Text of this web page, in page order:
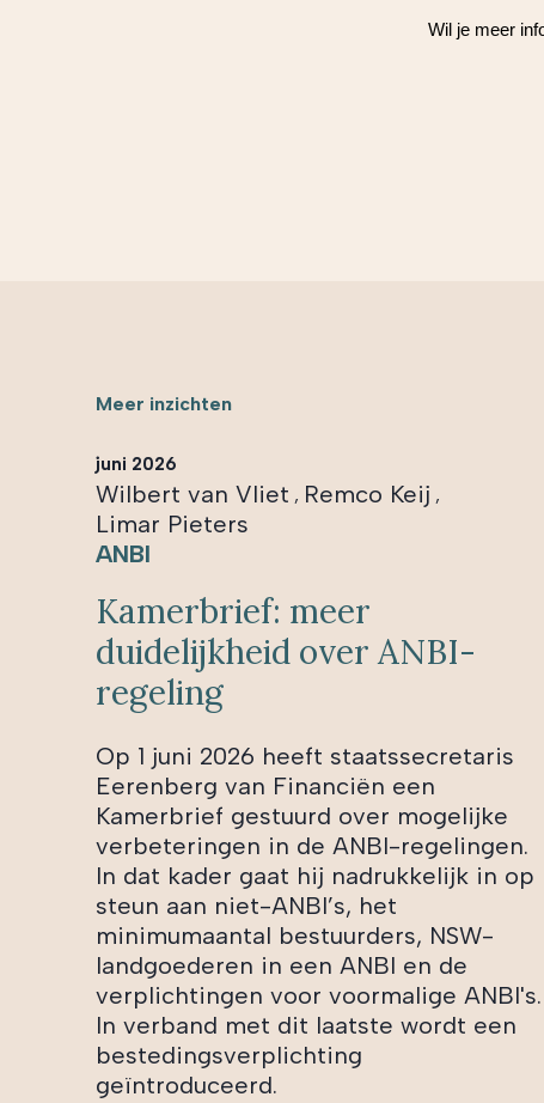
Wil je meer
Meer inzichten
juni 2026
Wilbert van Vliet , Remco Keij ,
Limar Pieters
ANBI
Kamerbrief: meer
duidelijkheid over ANBI-
regeling
Op 1 juni 2026 heeft staatssecretaris
Eerenberg van Financiën een
Kamerbrief gestuurd over mogelijke
verbeteringen in de ANBI-regelingen.
In dat kader gaat hij nadrukkelijk in op
steun aan niet-ANBI’s, het
minimumaantal bestuurders, NSW-
landgoederen in een ANBI en de
verplichtingen voor voormalige ANBI's.
In verband met dit laatste wordt een
bestedingsverplichting
geïntroduceerd.